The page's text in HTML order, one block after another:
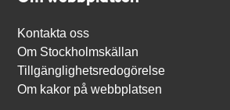
Kontakta oss
Om Stockholmskällan
Tillgänglighetsredogörelse
Om kakor på webbplatsen